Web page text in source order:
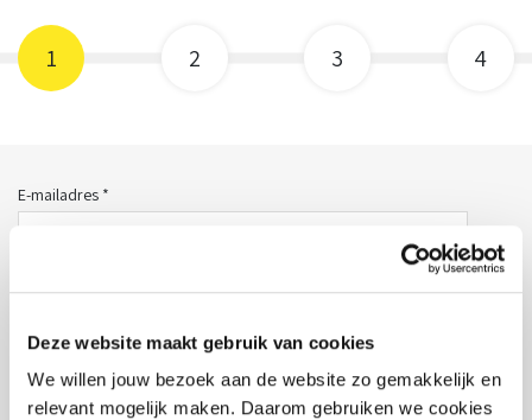
Deze website maakt gebruik van cookies
We willen jouw bezoek aan de website zo gemakkelijk en
relevant mogelijk maken. Daarom gebruiken we cookies
1 2 3 4
E-mailadres *
Wachtwoord *
Herhaal wachtwoord *